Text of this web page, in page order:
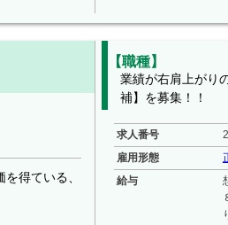
得ている、
【職種】
業績が右肩上がり
補】を募集！！
求人番号
雇用形態
給与